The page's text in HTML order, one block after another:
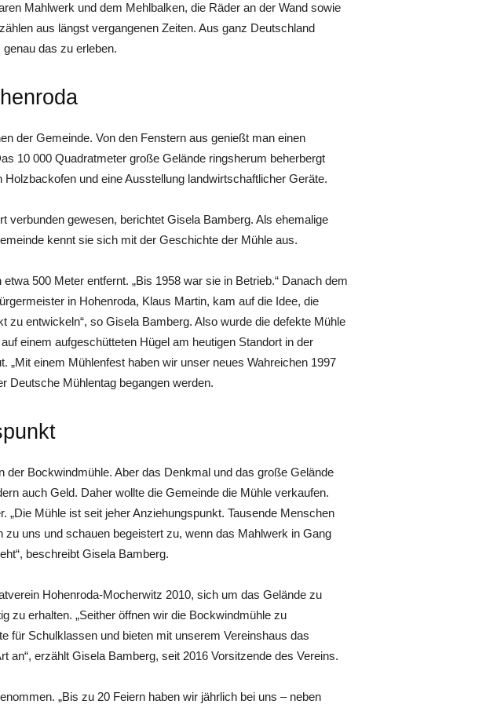
Mahlwerk und dem Mehlbalken, die Räder an der Wand sowie
aus längst vergangenen Zeiten. Aus ganz Deutschland
das zu erleben.
der Gemeinde. Von den Fenstern aus genießt man einen
10 000 Quadratmeter große Gelände ringsherum beherbergt
und eine Ausstellung landwirtschaftlicher Geräte.
verbunden gewesen, berichtet Gisela Bamberg. Als ehemalige
kennt sie sich mit der Geschichte der Mühle aus.
500 Meter entfernt. „Bis 1958 war sie in Betrieb.“ Danach dem
in Hohenroda, Klaus Martin, kam auf die Idee, die
zu entwickeln“, so Gisela Bamberg. Also wurde die defekte Mühle
einem aufgeschütteten Hügel am heutigen Standort in der
„Mit einem Mühlenfest haben wir unser neues Wahreichen 1997
Deutsche Mühlentag begangen werden.
der Bockwindmühle. Aber das Denkmal und das große Gelände
auch Geld. Daher wollte die Gemeinde die Mühle verkaufen.
„Die Mühle ist seit jeher Anziehungspunkt. Tausende Menschen
zu uns und schauen begeistert zu, wenn das Mahlwerk in Gang
beschreibt Gisela Bamberg.
Hohenroda-Mocherwitz 2010, sich um das Gelände zu
zu erhalten. „Seither öffnen wir die Bockwindmühle zu
für Schulklassen und bieten mit unserem Vereinshaus das
an“, erzählt Gisela Bamberg, seit 2016 Vorsitzende des Vereins.
„Bis zu 20 Feiern haben wir jährlich bei uns – neben